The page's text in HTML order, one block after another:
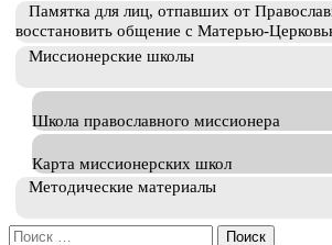
Памятка для лиц, отпавших от
восстановить общение с Матерью-
Миссионерские школы
Школа православного миссионера
Карта миссионерских школ
Методические материалы
Искать: